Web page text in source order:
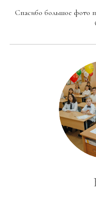
Спасибо большое фото